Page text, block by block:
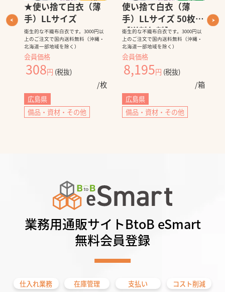
★使い捨て白衣（薄
手）LLサイズ
衛生的な不織布白衣です。3000円以
上のご注文で国内送料無料（沖縄・
北海道一部地域を除く）
会員価格
308円 (税抜)
/枚
広島県
備品・資材・その他
使い捨て白衣（薄
手）LLサイズ 50枚
【送料無料】
衛生的な不織布白衣です。3000円以
上のご注文で国内送料無料（沖縄・
北海道一部地域を除く）
会員価格
8,195円 (税抜)
/箱
広島県
備品・資材・その他
業務用通販サイトBtoB eSmart
無料会員登録
仕入れ業務 在庫管理 支払い コスト削減